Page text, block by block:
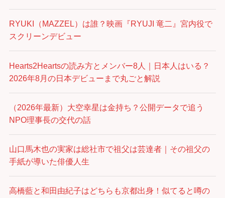
RYUKI（MAZZEL）は誰？映画『RYUJI 竜二』宮内役で
スクリーンデビュー
Hearts2Heartsの読み方とメンバー8人｜日本人はいる？
2026年8月の日本デビューまで丸ごと解説
（2026年最新）大空幸星は金持ち？公開データで追う
NPO理事長の交代の話
山口馬木也の実家は総社市で祖父は芸達者｜その祖父の
手紙が導いた俳優人生
高橋藍と和田由紀子はどちらも京都出身！似てると噂の